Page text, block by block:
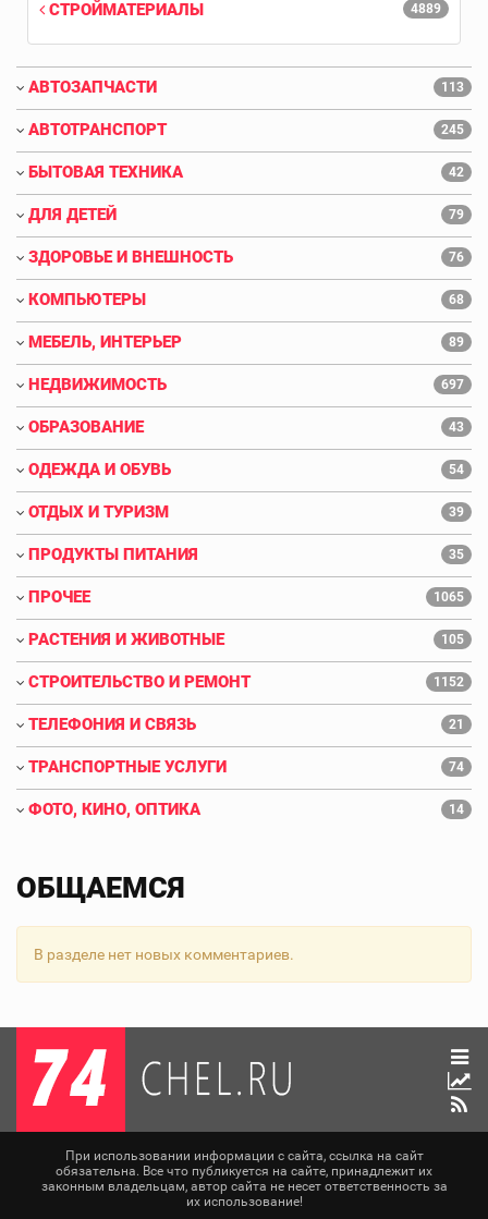
4889
СТРОЙМАТЕРИАЛЫ
АВТОЗАПЧАСТИ 113
АВТОТРАНСПОРТ 245
БЫТОВАЯ ТЕХНИКА 42
ДЛЯ ДЕТЕЙ 79
ЗДОРОВЬЕ И ВНЕШНОСТЬ 76
КОМПЬЮТЕРЫ 68
МЕБЕЛЬ, ИНТЕРЬЕР 89
НЕДВИЖИМОСТЬ 697
ОБРАЗОВАНИЕ 43
ОДЕЖДА И ОБУВЬ 54
ОТДЫХ И ТУРИЗМ 39
ПРОДУКТЫ ПИТАНИЯ 35
ПРОЧЕЕ 1065
РАСТЕНИЯ И ЖИВОТНЫЕ 105
СТРОИТЕЛЬСТВО И РЕМОНТ 1152
ТЕЛЕФОНИЯ И СВЯЗЬ 21
ТРАНСПОРТНЫЕ УСЛУГИ 74
ФОТО, КИНО, ОПТИКА 14
ОБЩАЕМСЯ
В разделе нет новых комментариев.
При использовании информации с сайта, ссылка на сайт
обязательна. Все что публикуется на сайте, принадлежит их
законным владельцам, автор сайта не несет ответственность за
их использование!